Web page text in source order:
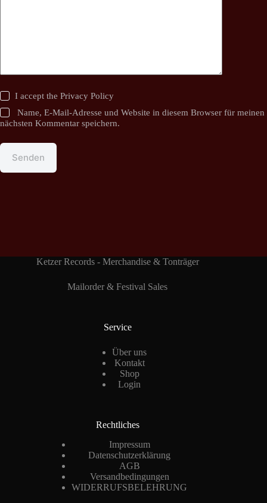
I accept thePrivacy Policy
Name, E-Mail-Adresse und Website in diesem Browser für meinen
nächsten Kommentar speichern.
Senden
Ketzer Records - Merchandise & Tonträger
Mailorder & Festival Sales
Service
Über uns
Kontakt
Shop
Login
Rechtliches
Impressum
Datenschutzerklärung
AGB
Versandbedingungen
WIDERRUFSBELEHRUNG